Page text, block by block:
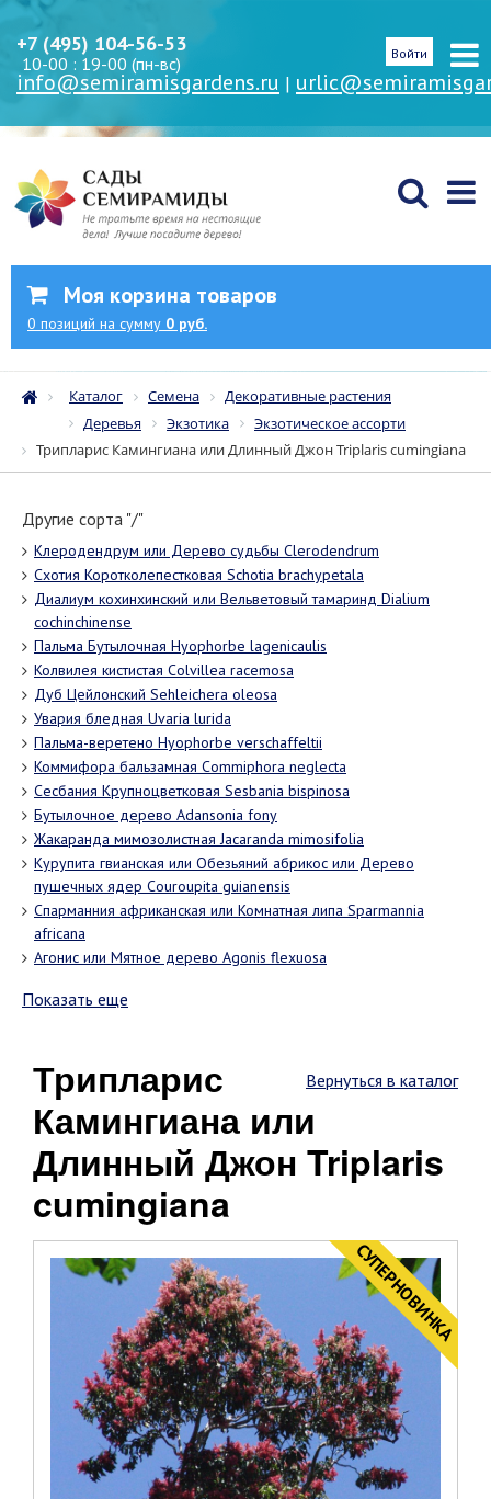
+7 (495) 104-56-53
10-00 : 19-00 (пн-вс)
info@semiramisgardens.ru |
Войти
Моя корзина товаров
0 позиций на сумму 0 руб.
Каталог Семена
Декоративные растения
Деревья
Экзотика
Экзотическое ассорти
Трипларис Камингиана или Длинный Джон Triplaris cumingiana
Другие сорта "/"
Клеродендрум или Дерево судьбы Clerodendrum
Схотия Коротколепестковая Schotia brachypetala
Диалиум кохинхинский или Вельветовый тамаринд Dialium
cochinchinense
Пальма Бутылочная Hyophorbe lagenicaulis
Колвилея кистистая Colvillea racemosa
Дуб Цейлонский Sehleichera oleosa
Увария бледная Uvaria lurida
Пальма-веретено Hyophorbe verschaffeltii
Коммифора бальзамная Commiphora neglecta
Сесбания Крупноцветковая Sesbania bispinosa
Бутылочное дерево Adansonia fony
Жакаранда мимозолистная Jacaranda mimosifolia
Курупита гвианская или Обезьяний абрикос или Дерево
пушечных ядер Couroupita guianensis
Спарманния африканская или Комнатная липа Sparmannia
africana
Агонис или Мятное дерево Agonis flexuosa
Показать еще
Вернуться в каталог
Трипларис
Камингиана или
Длинный Джон Triplaris
cumingiana
CУПЕРНОВИНКА